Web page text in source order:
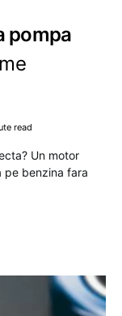
pompa
read
Un motor
pe benzina fara